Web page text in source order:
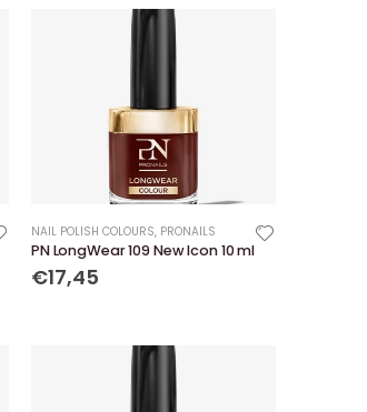
NAIL POLISH COLOURS, PRONAILS
PN LongWear 109 New Icon 10 ml
€17,45